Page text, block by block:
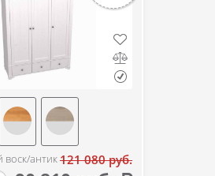
воск/антик121 080 руб.